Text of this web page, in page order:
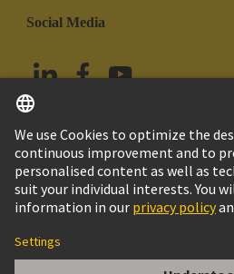
Social Media
台灣 繁体中文
© HARTING浩亭技術集團